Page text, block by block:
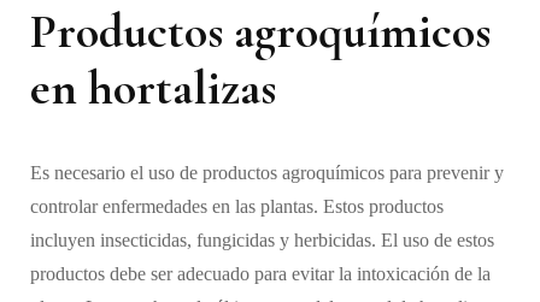
Productos agroquímicos
en hortalizas
Es necesario el uso de productos agroquímicos para prevenir y
controlar enfermedades en las plantas. Estos productos
incluyen insecticidas, fungicidas y herbicidas. El uso de estos
productos debe ser adecuado para evitar la intoxicación de la